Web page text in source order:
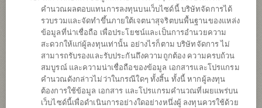
นโยบาย
ลงทุนในตราสารทุน ตราสารหนี้ ตราสารกึ่งหนี้กึ่งทุน เงินฝาก หน่วย
ลงทุนของกองทุน เช่น กองทุนรวมอสังหาริมทรัพย์ หน่วยทรัสต์เพื่อการ
ลงทุนในอสังหาริมทรัพย์ (REITs) กองทุนรวมโครงสร้างพื้นฐาน หน่วย
CIS กองทุนอีทีเอฟ (ETF) หน่วย private equity เป็นต้น โดยสัดส่วนการ
ลงทุนขึ้นอยู่กับดุลยพินิจของผู้จัดการกองทุน
กองทุนอาจลงทุนในหน่วยลงทุนของกองทุนรวม หรือกองทุนรวม
คำนวณผลตอบแทนการลงทุนบนเว็บไซด์นี้ บริษัทจัดการได้
รวบรวมและจัดทำขึ้นภายใต้เจตนาสุจริตบนพื้นฐานของแหล่ง
ข้อมูลที่น่าเชื่อถือ เพื่อประโยชน์และเป็นการอำนวยความ
สะดวกให้แก่ผู้ลงทุนเท่านั้น อย่างไรก็ตาม บริษัทจัดการ ไม่
สามารถรับรองและรับประกันถึงความถูกต้อง ความครบถ้วน
สมบูรณ์ และความน่าเชื่อถือของข้อมูล เอกสารและโปรแกรม
คำนวณดังกล่าวไม่ว่าในกรณีใดๆ ทั้งสิ้น ทั้งนี้ หากผู้ลงทุน
ต้องการใช้ข้อมูล เอกสาร และโปรแกรมคำนวณที่เผยแพร่บน
เว็บไซด์นี้เพื่อดำเนินการอย่างใดอย่างหนึ่งผู้ ลงทุนควรใช้ด้วย